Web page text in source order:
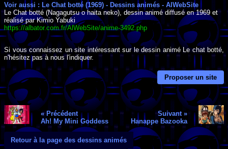
Voir aussi : Le Chat botté (1969) - Dessins animés - AlWebSite
Le Chat botté (Nagagutsu o haita neko), dessin animé diffusé en 1969 et
réalisé par Kimio Yabuki
https://albator.com.fr/AlWebSite/anime-3492.php
Si vous connaissez un site intéressant sur le dessin animé Le chat botté,
n'hésitez pas à nous l'indiquer.
Proposer un site
« Précédent
Ah! My Mini Goddess
Suivant »
Hanappe Bazooka
Retour à la page des dessins animés